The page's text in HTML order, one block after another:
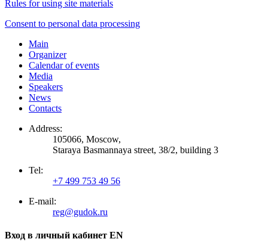
Rules for using site materials
Consent to personal data processing
Main
Organizer
Calendar of events
Media
Speakers
News
Contacts
Address:
105066, Moscow,
Staraya Basmannaya street, 38/2, building 3
Tel:
+7 499 753 49 56
E-mail:
reg@gudok.ru
Вход в личный кабинет EN